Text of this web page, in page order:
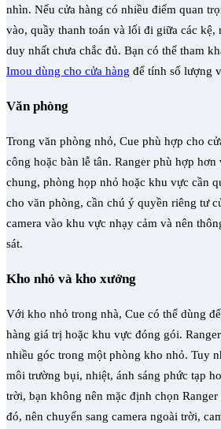
nhìn. Nếu cửa hàng có nhiều điểm quan
vào, quầy thanh toán và lối đi giữa các kệ,
duy nhất chưa chắc đủ. Bạn có thể tham
Imou dùng cho cửa hàng để tính số lượng
Văn phòng
Trong văn phòng nhỏ, Cue phù hợp cho
công hoặc bàn lễ tân. Ranger phù hợp
chung, phòng họp nhỏ hoặc khu vực cần
cho văn phòng, cần chú ý quyền riêng tư
camera vào khu vực nhạy cảm và nên
sát.
Kho nhỏ và kho xưởng
Với kho nhỏ trong nhà, Cue có thể dùng
hàng giá trị hoặc khu vực đóng gói.
nhiều góc trong một phòng kho nhỏ. Tuy
môi trường bụi, nhiệt, ánh sáng phức tạp
trời, bạn không nên mặc định chọn
đó, nên chuyển sang camera ngoài trời,